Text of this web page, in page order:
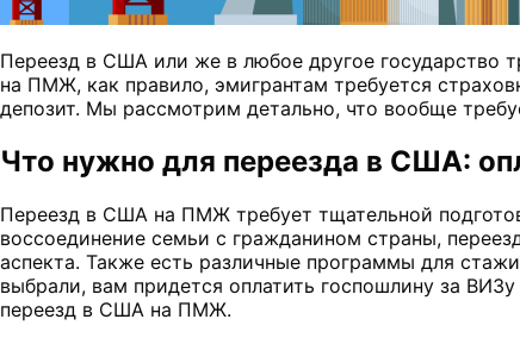
Переезд в США или же в любое другое государство
на ПМЖ, как правило, эмигрантам требуется
депозит. Мы рассмотрим детально, что вообще
Что нужно для переезда в США:
Переезд в США на ПМЖ требует тщательной
воссоединение семьи с гражданином страны,
аспекта. Также есть различные программы для
выбрали, вам придется оплатить госпошлину за
переезд в США на ПМЖ.